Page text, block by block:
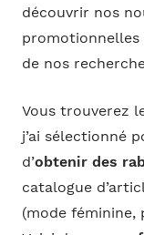
découvrir nos
promotionnelles
de nos
Vous trouverez
j’ai sélectionné
d’obtenir des
catalogue
(mode féminine,